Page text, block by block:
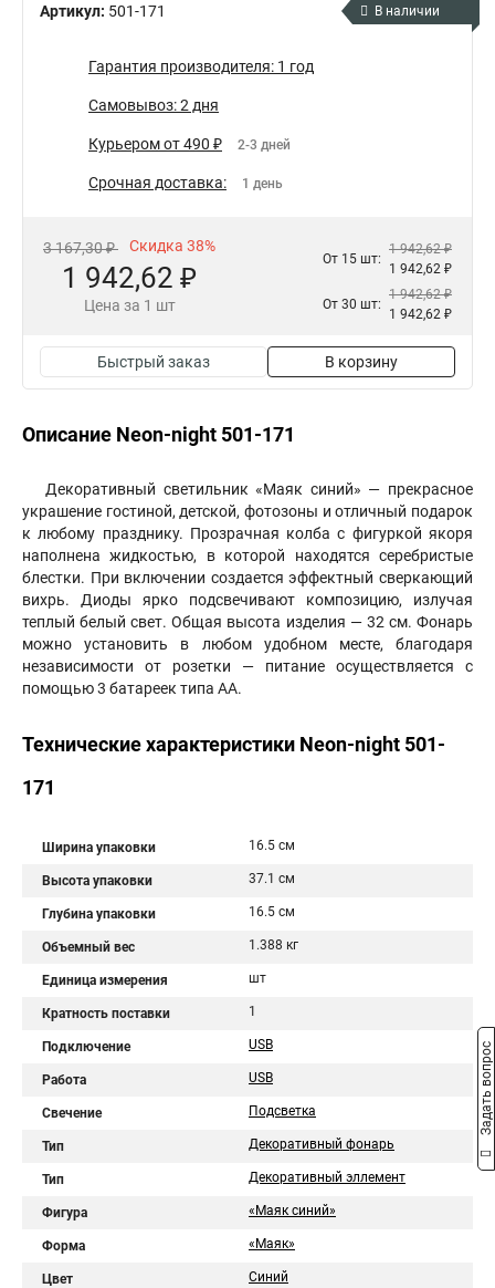
Артикул: 501-171 В наличии
Гарантия производителя: 1 год
Самовывоз: 2 дня
Курьером от 490 ₽ 2-3 дней
Срочная доставка: 1 день
3 167,30 ₽ Скидка 38%
1 942,62 ₽
Цена за 1 шт
От 15 шт:
1 942,62 ₽
1 942,62 ₽
От 30 шт:
1 942,62 ₽
1 942,62 ₽
Быстрый заказ В корзину
Описание Neon-night 501-171
Декоративный светильник «Маяк синий» — прекрасное
украшение гостиной, детской, фотозоны и отличный подарок
к любому празднику. Прозрачная колба с фигуркой якоря
наполнена жидкостью, в которой находятся серебристые
блестки. При включении создается эффектный сверкающий
вихрь. Диоды ярко подсвечивают композицию, излучая
теплый белый свет. Общая высота изделия — 32 см. Фонарь
можно установить в любом удобном месте, благодаря
независимости от розетки — питание осуществляется с
помощью 3 батареек типа АА.
Технические характеристики Neon-night 501-
171
Ширина упаковки 16.5 см
Высота упаковки 37.1 см
Глубина упаковки 16.5 см
Объемный вес 1.388 кг
Единица измерения шт
Кратность поставки 1
Подключение USB
Работа USB
Свечение Подсветка
Тип Декоративный фонарь
Тип Декоративный эллемент
Фигура «Маяк синий»
Форма «Маяк»
Цвет Синий
Задать вопрос